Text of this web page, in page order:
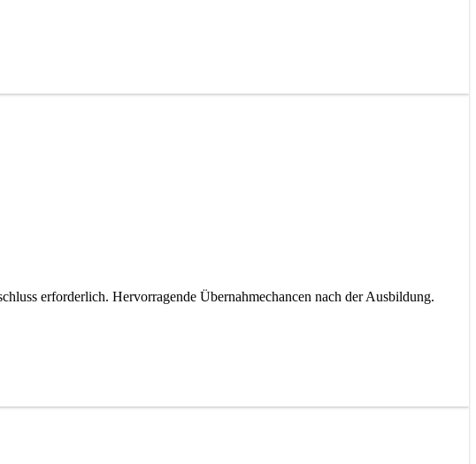
erforderlich. Hervorragende Übernahmechancen nach der Ausbildung.